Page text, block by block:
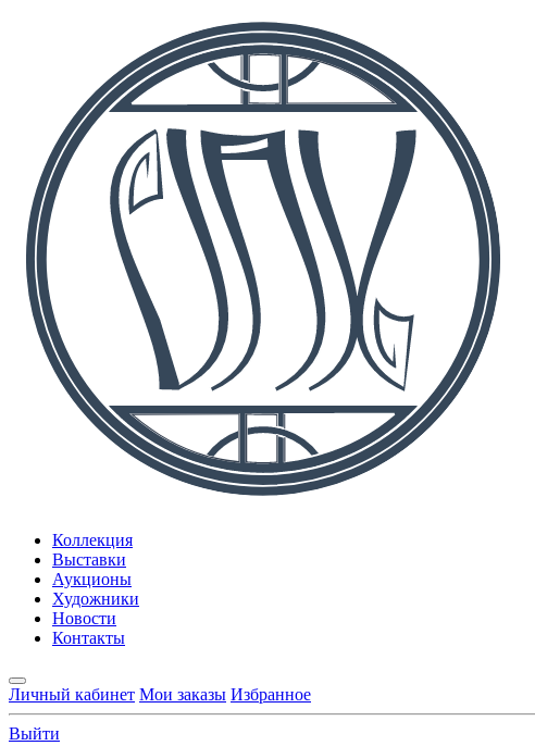
Коллекция
Выставки
Аукционы
Художники
Новости
Контакты
Личный кабинет Мои заказы Избранное
Выйти